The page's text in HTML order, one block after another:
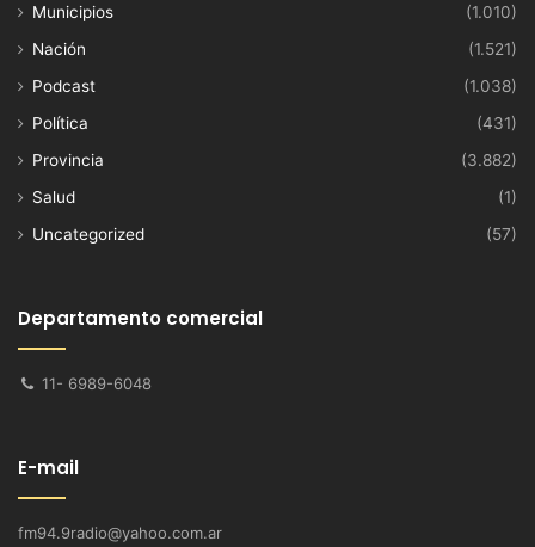
Municipios
(1.010)
Nación
(1.521)
Podcast
(1.038)
Política
(431)
Provincia
(3.882)
Salud
(1)
Uncategorized
(57)
Departamento comercial
11- 6989-6048
E-mail
fm94.9radio@yahoo.com.ar